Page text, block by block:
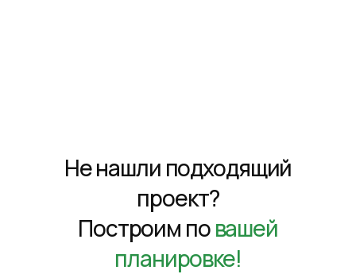
Не нашли подходящий
проект?
Построим повашей
планировке!